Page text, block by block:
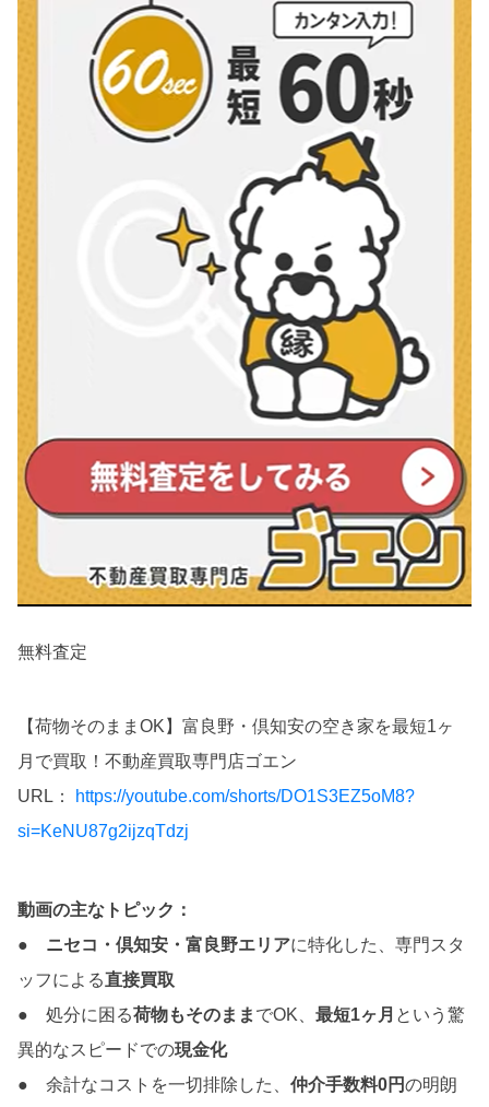
無料査定
【荷物そのままOK】富良野・倶知安の空き家を最短1ヶ
月で買取！不動産買取専門店ゴエン
URL：
https://youtube.com/shorts/DO1S3EZ5oM8?
si=KeNU87g2ijzqTdzj
動画の主なトピック：
● ニセコ・倶知安・富良野エリアに特化した、専門スタ
ッフによる直接買取
● 処分に困る荷物もそのまま でOK、最短1ヶ月 という驚
異的なスピードでの現金化
● 余計なコストを一切排除した、仲介手数料0円の明朗